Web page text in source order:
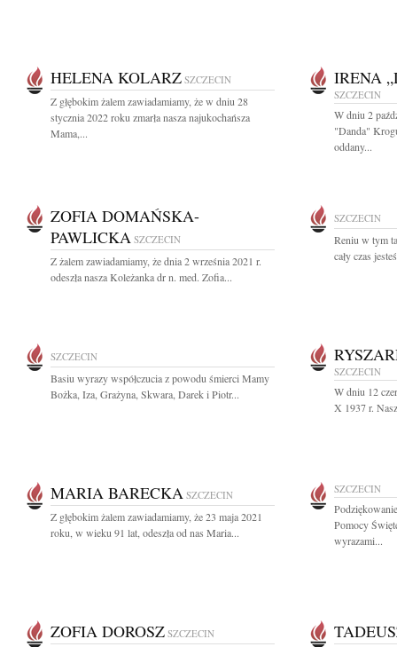
HELENA KOLARZ SZCZECIN
Z głębokim żalem zawiadamiamy, że w dniu 28
stycznia 2022 roku zmarła nasza najukochańsza
Mama,...
IRENA
SZCZECIN
W dniu 2
"Danda"
oddany...
ZOFIA DOMAŃSKA-
PAWLICKA SZCZECIN
Z żalem zawiadamiamy, że dnia 2 września 2021 r.
odeszła nasza Koleżanka dr n. med. Zofia...
SZCZECIN
Reniu w tym
cały czas
SZCZECIN
Basiu wyrazy współczucia z powodu śmierci Mamy
Bożka, Iza, Grażyna, Skwara, Darek i Piotr...
SZCZECIN
W dniu 12
X 1937 r.
MARIA BARECKA SZCZECIN
Z głębokim żalem zawiadamiamy, że 23 maja 2021
roku, w wieku 91 lat, odeszła od nas Maria...
SZCZECIN
Pomocy
wyrazami...
ZOFIA DOROSZ SZCZECIN